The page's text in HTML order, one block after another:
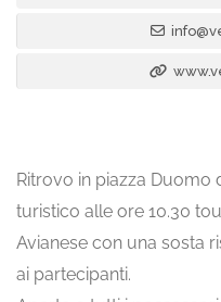
Ritrovo in piazza Duomo
turistico alle ore 10.30
Avianese con una sosta
ai partecipanti.